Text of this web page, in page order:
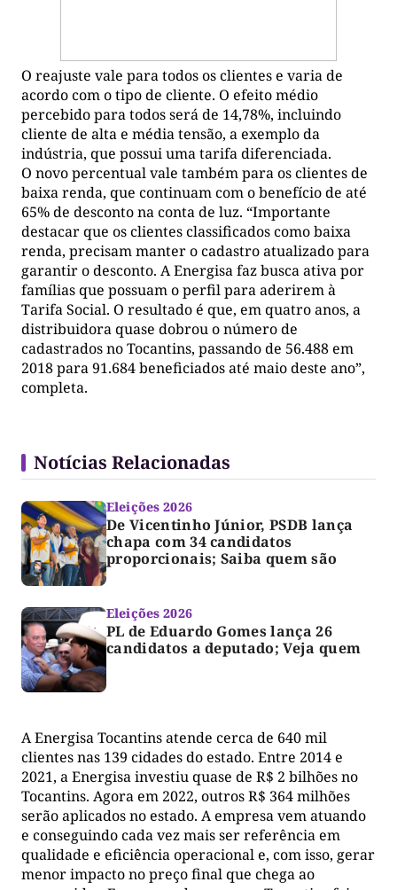
O reajuste vale para todos os clientes e varia de
acordo com o tipo de cliente. O efeito médio
percebido para todos será de 14,78%, incluindo
cliente de alta e média tensão, a exemplo da
indústria, que possui uma tarifa diferenciada.
O novo percentual vale também para os clientes de
baixa renda, que continuam com o benefício de até
65% de desconto na conta de luz. “Importante
destacar que os clientes classificados como baixa
renda, precisam manter o cadastro atualizado para
garantir o desconto. A Energisa faz busca ativa por
famílias que possuam o perfil para aderirem à
Tarifa Social. O resultado é que, em quatro anos, a
distribuidora quase dobrou o número de
cadastrados no Tocantins, passando de 56.488 em
2018 para 91.684 beneficiados até maio deste ano”,
completa.
Notícias Relacionadas
Eleições 2026
De Vicentinho Júnior, PSDB lança
chapa com 34 candidatos
proporcionais; Saiba quem são
Eleições 2026
PL de Eduardo Gomes lança 26
candidatos a deputado; Veja quem
A Energisa Tocantins atende cerca de 640 mil
clientes nas 139 cidades do estado. Entre 2014 e
2021, a Energisa investiu quase de R$ 2 bilhões no
Tocantins. Agora em 2022, outros R$ 364 milhões
serão aplicados no estado. A empresa vem atuando
e conseguindo cada vez mais ser referência em
qualidade e eficiência operacional e, com isso, gerar
menor impacto no preço final que chega ao